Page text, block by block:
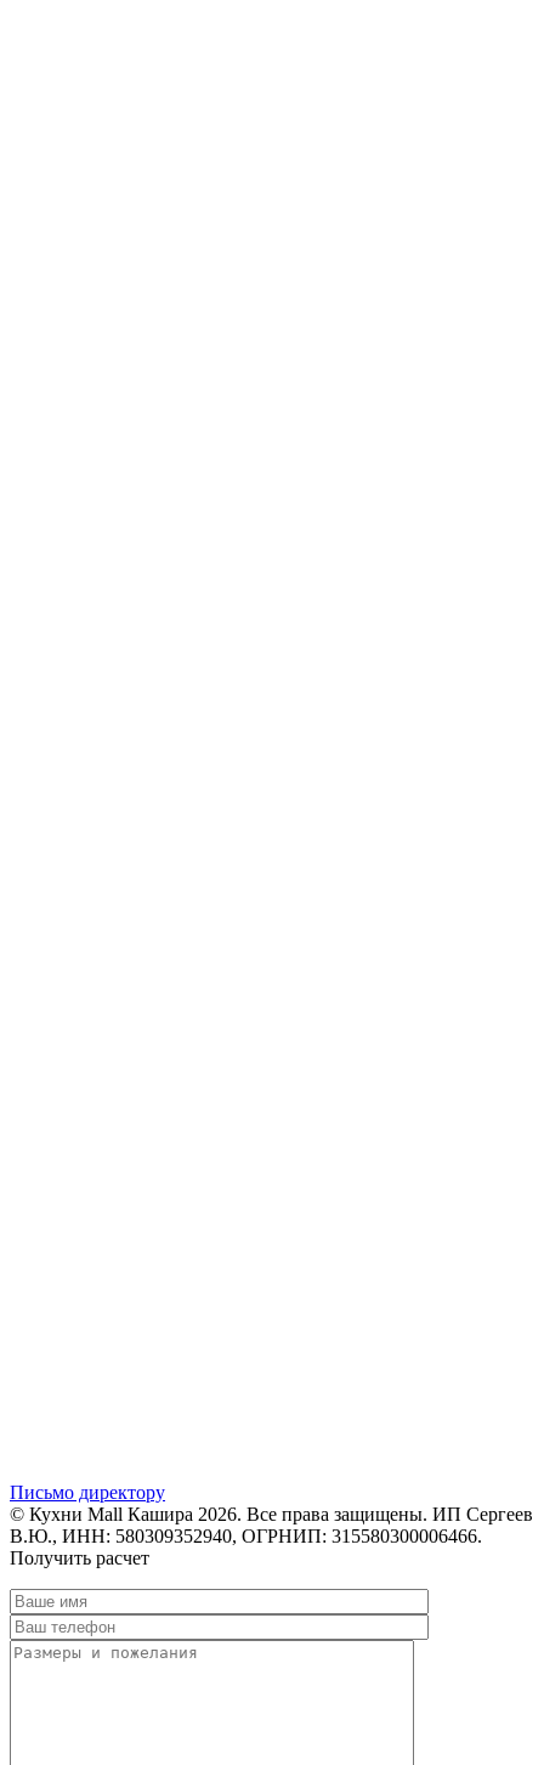
Письмо директору
© Кухни Mall Кашира 2026. Все права защищены. ИП Сергеев
В.Ю., ИНН: 580309352940, ОГРНИП: 315580300006466.
Получить расчет